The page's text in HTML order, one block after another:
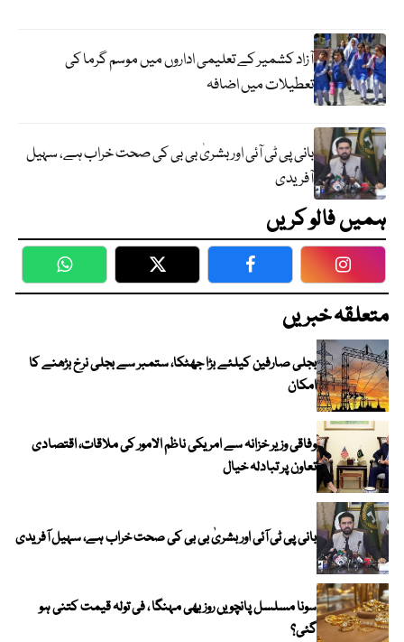
آزاد کشمیر کے تعلیمی اداروں میں موسم گرما کی
تعطیلات میں اضافہ
بانی پی ٹی آئی اور بشریٰ بی بی کی صحت خراب ہے، سہیل
آفریدی
ہمیں فالو کریں
WhatsApp Twitter Facebook
متعلقہ خبریں
بجلی صارفین کیلئے بڑا جھٹکا، ستمبر سے بجلی نرخ بڑھنے کا
امکان
وفاقی وزیر خزانہ سے امریکی ناظم الامور کی ملاقات، اقتصادی
تعاون پر تبادلہ خیال
بانی پی ٹی آئی اور بشریٰ بی بی کی صحت خراب ہے، سہیل آفریدی
سونا مسلسل پانچویں روز بھی مہنگا ، فی تولہ قیمت کتنی ہو
گئی؟